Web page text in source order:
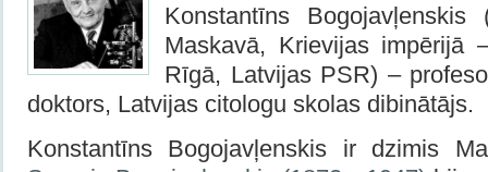
Konstantīns
Maskavā, Krievijas impērijā
Rīgā, Latvijas PSR) –
doktors, Latvijas citologu skolas dibinātājs.
Konstantīns Bogojavļenskis ir dzimis